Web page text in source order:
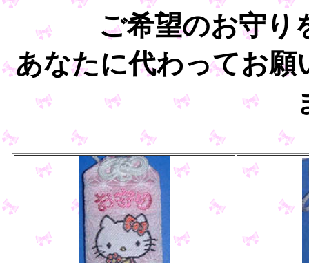
ご希望のお守り
あなたに代わってお願